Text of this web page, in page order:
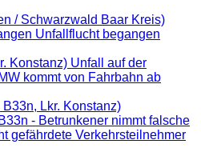
/ Schwarzwald Baar Kreis)
Unfallflucht begangen
Konstanz) Unfall auf der
kommt von Fahrbahn ab
Lkr. Konstanz)
- Betrunkener nimmt falsche
gefährdete Verkehrsteilnehmer